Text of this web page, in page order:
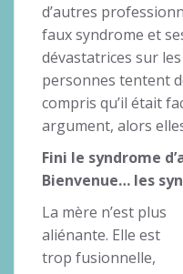
d’autres
faux syndrome et
dévastatrices sur
personnes tentent
compris qu’il était
argument, alors
Fini le syndrome
Bienvenue… les
La mère n’est plus
aliénante. Elle est
trop fusionnelle,